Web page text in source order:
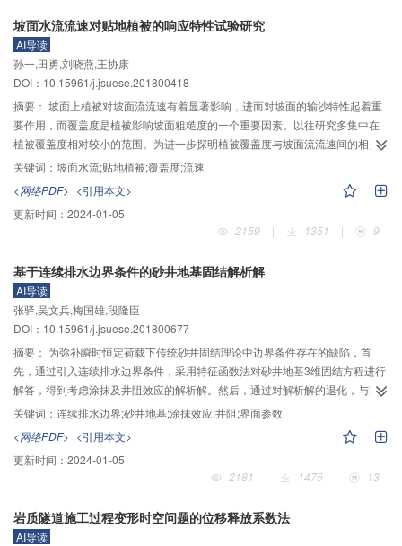
响较大，鉴于工程实际情况建议优先采用骨架密实型结构。
坡面水流流速对贴地植被的响应特性试验研究
AI导读
孙一,田勇,刘晓燕,王协康
DOI：10.15961/j.jsuese.201800418
摘要： 坡面上植被对坡面流流速有着显著影响，进而对坡面的输沙特性起着重
要作用，而覆盖度是植被影响坡面粗糙度的一个重要因素。以往研究多集中在
植被覆盖度相对较小的范围。为进一步探明植被覆盖度与坡面流流速间的相关
关系，基于坡面流系列概化变坡水槽试验，采用人工塑料草模拟贴地植被，设
置了在0～80%范围之间的9种不同的贴地植被覆盖度、3种不同的坡度（10°、
20°、25°）以及6个不同的流量级（0.286～1.058 L/s）条件下的共计162组清
水径流试验，对坡面流流速特性进行了定量研究。试验结果表明：随着贴地植
被覆盖度的增大，流速沿坡长由增大变为减小；当覆盖度小于30%时，流速受
度引入坡面流流速计算公式，采用生长模型中常见的e
面粗糙度的影响，对公式中的k进行修正，应用非线性回归的方法对试验数据进
行回归分析，确定参数k、a、b、c分别为10.06、–1.71、0.22、0.4，所得公式
的计算效果良好（R2=0.96）。将公式应用于其他文献中提及的实验室水槽试验
条件，所得的计算值与文献中的实测值符合较好（R2=0.73）。公式对实验室试
验具有良好的适应性，而其对野外条件的适用性仍有待于进一步检验。
关键词： 坡面水流;贴地植被;覆盖度;流速
<网络PDF> <引用本文>
更新时间： 2024-01-05
2159
| 1351 | 9
基于连续排水边界条件的砂井地基固结解析解
AI导读
张驿,吴文兵,梅国雄,段隆臣
DOI：10.15961/j.jsuese.201800677
摘要： 为弥补瞬时恒定荷载下传统砂井固结理论中边界条件存在的缺陷，首
先，通过引入连续排水边界条件，采用特征函数法对砂井地基3维固结方程进行
解答，得到考虑涂抹及井阻效应的解析解。然后，通过对解析解的退化，与既
有的研究结果对比，验证所得解的正确性。最后，根据所得解析解对砂井地基
在连续排水边界条件下的超孔隙水压力及平均固结度进行分析。分析结果表
明：连续排水边界条件可以通过改变界面参数b值的大小，实现从完全不排水到
完全排水整个过程的表达，从而对传统砂井固结理论进行补充。在超孔隙水压
力方面，随着b值的减小，地基表面排水能力降低，在地基顶面处，也逐渐出现
处，距离砂井越远，孔压越大。在固结度方面，随着b的减小，地基平均固结度
显著降低，故传统固结理论中的顶面完全排水条件，可能会高估地基的实际固
关键词： 连续排水边界;砂井地基;涂抹效应;井阻;界面参数
<网络PDF> <引用本文>
更新时间： 2024-01-05
2181
| 1475 | 13
岩质隧道施工过程变形时空问题的位移释放系数法
AI导读